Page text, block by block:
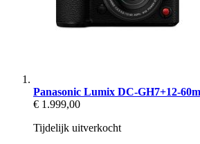
Panasonic Lumix DC-GH7+12-
€ 1.999,00
Tijdelijk uitverkocht